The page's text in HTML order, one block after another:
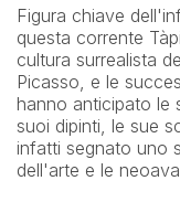
Figura chiave
questa corrente
cultura surrealista
Picasso, e le
hanno anticipato le
suoi dipinti, le sue
infatti segnato uno
dell'arte e le